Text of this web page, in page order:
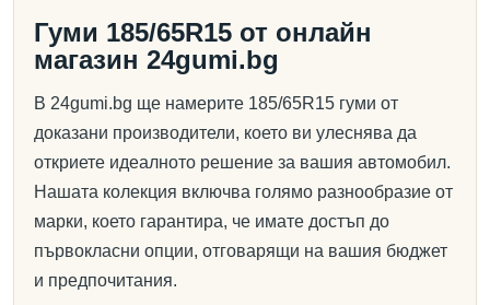
Гуми 185/65R15 от онлайн
магазин 24gumi.bg
В 24gumi.bg ще намерите 185/65R15 гуми от
доказани производители, което ви улеснява да
откриете идеалното решение за вашия автомобил.
Нашата колекция включва голямо разнообразие от
марки, което гарантира, че имате достъп до
първокласни опции, отговарящи на вашия бюджет
и предпочитания.